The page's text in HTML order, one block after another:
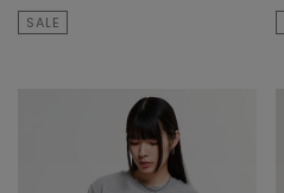
SALE